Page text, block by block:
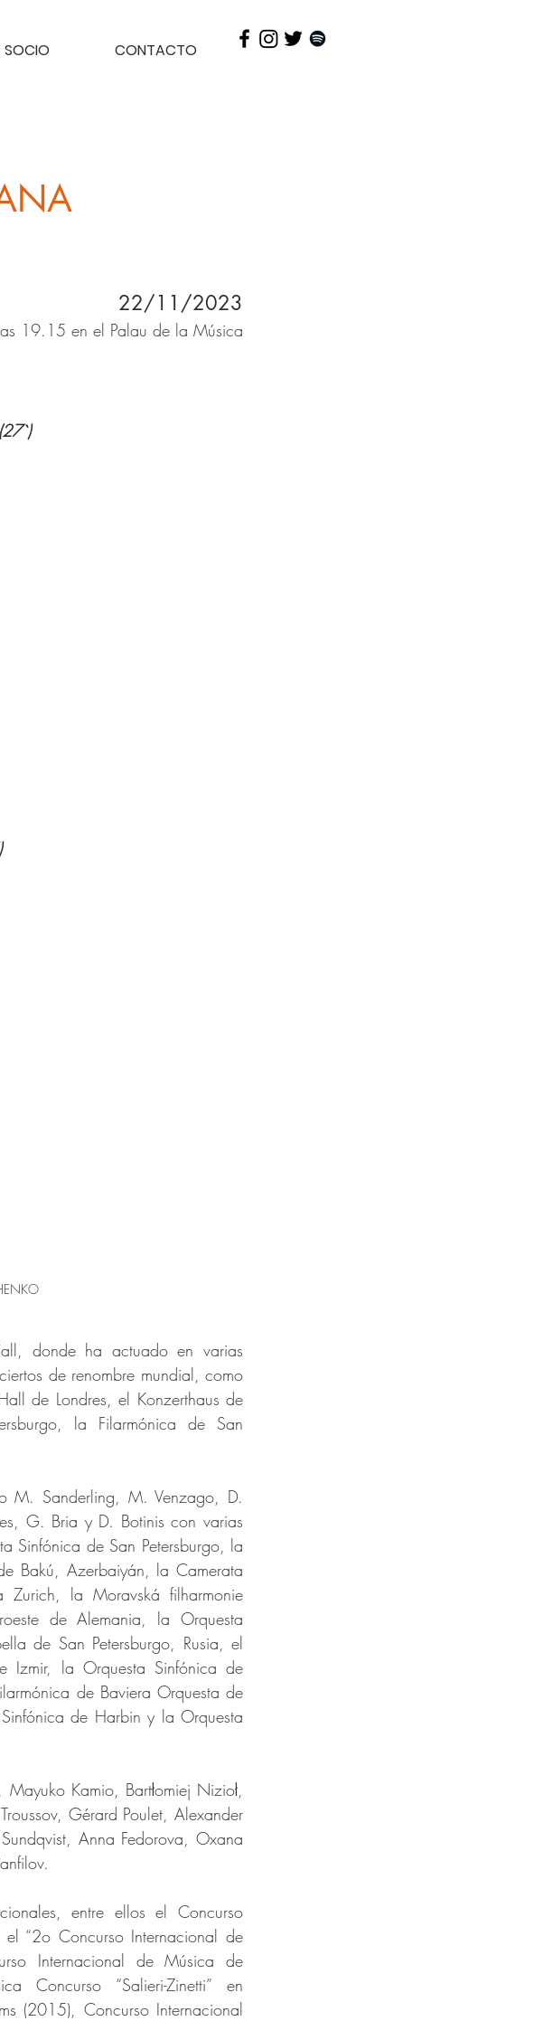
SOCIO CONTACTO
22/11/2023
19.15 en el Palau de la Música
donde ha actuado en varias
de renombre mundial, como
de Londres, el Konzerthaus de
la Filarmónica de San
M. Sanderling, M. Venzago, D.
G. Bria y D. Botinis con varias
Sinfónica de San Petersburgo, la
Bakú, Azerbaiyán, la Camerata
la Moravská filharmonie
de Alemania, la Orquesta
de San Petersburgo, Rusia, el
Izmir, la Orquesta Sinfónica de
de Baviera Orquesta de
de Harbin y la Orquesta
Kamio, Bartłomiej Nizioł,
Gérard Poulet, Alexander
Anna Fedorova, Oxana
entre ellos el Concurso
“2o Concurso Internacional de
Internacional de Música de
Concurso “Salieri-Zinetti” en
(2015), Concurso Internacional